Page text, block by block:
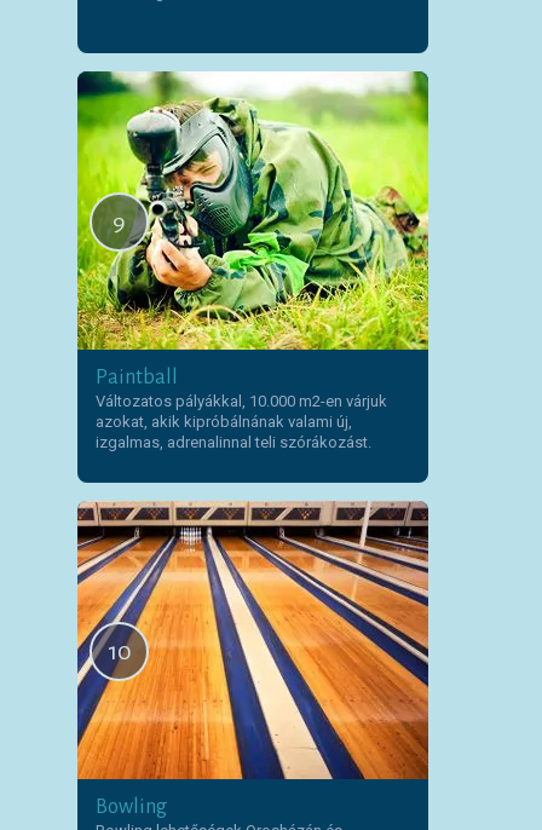
9
Paintball
Változatos pályákkal, 10.000 m2-en várjuk
azokat, akik kipróbálnának valami új,
izgalmas, adrenalinnal teli szórákozást.
10
Bowling